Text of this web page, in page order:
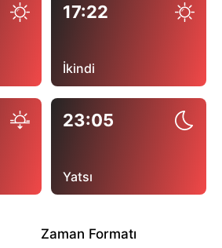
17:22
İkindi
23:05
Yatsı
Zaman Formatı